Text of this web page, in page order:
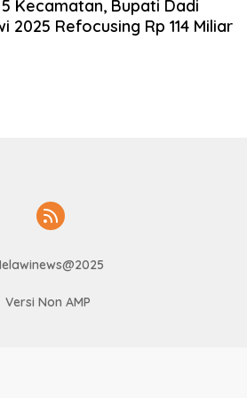
Kecamatan, Bupati Dadi
2025 Refocusing Rp 114 Miliar
Versi Non AMP